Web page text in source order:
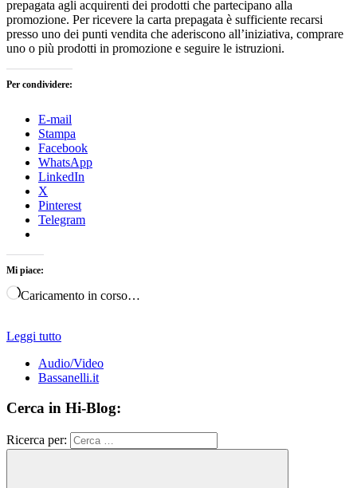
prepagata agli acquirenti dei prodotti che partecipano alla
promozione. Per ricevere la carta prepagata è sufficiente recarsi
presso uno dei punti vendita che aderiscono all’iniziativa, comprare
uno o più prodotti in promozione e seguire le istruzioni.
Per condividere:
E-mail
Stampa
Facebook
WhatsApp
LinkedIn
X
Pinterest
Telegram
Mi piace:
Caricamento in corso…
Leggi tutto
Audio/Video
Bassanelli.it
Cerca in Hi-Blog:
Ricerca per: